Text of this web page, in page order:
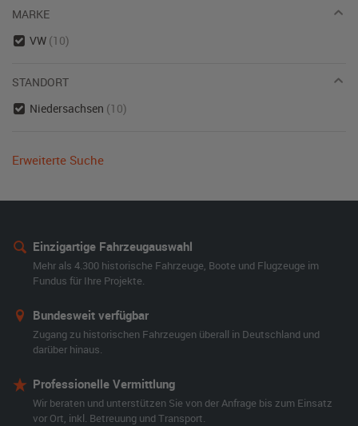
MARKE
VW (10)
STANDORT
Niedersachsen (10)
Erweiterte Suche
Einzigartige Fahrzeugauswahl
Mehr als 4.300 historische Fahrzeuge, Boote und Flugzeuge im
Fundus für Ihre Projekte.
Bundesweit verfügbar
Zugang zu historischen Fahrzeugen überall in Deutschland und
darüber hinaus.
Professionelle Vermittlung
Wir beraten und unterstützen Sie von der Anfrage bis zum Einsatz
vor Ort, inkl. Betreuung und Transport.